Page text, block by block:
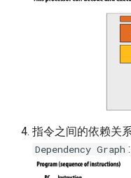
指令之间的依赖关
Dependency Graph :